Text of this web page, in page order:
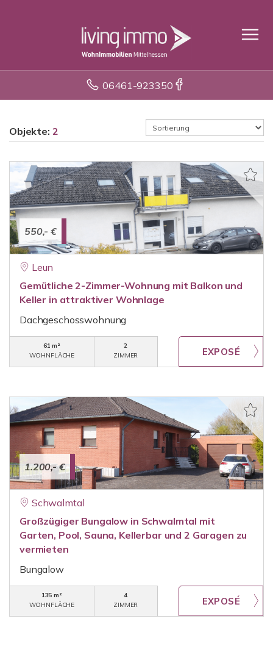
06461-923350
Objekte: 2
550,- €
Leun
Gemütliche 2-Zimmer-Wohnung mit Balkon und
Keller in attraktiver Wohnlage
Dachgeschosswohnung
61 m²
WOHNFLÄCHE
2
ZIMMER
1.200,- €
Schwalmtal
Großzügiger Bungalow in Schwalmtal mit
Garten, Pool, Sauna, Kellerbar und 2 Garagen zu
vermieten
Bungalow
135 m²
WOHNFLÄCHE
4
ZIMMER